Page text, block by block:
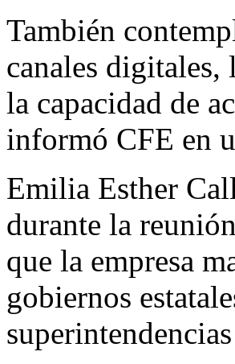
También
canales digitales,
la capacidad de
informó CFE en
Emilia Esther
durante la
que la empresa
gobiernos